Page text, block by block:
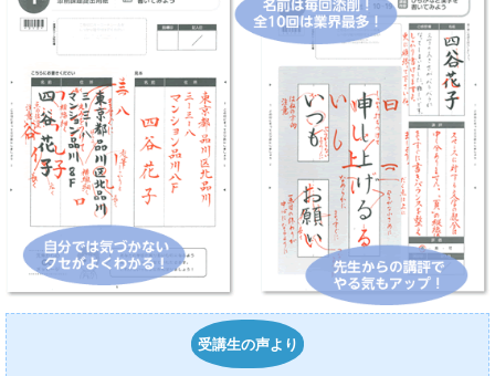
受講生の声より